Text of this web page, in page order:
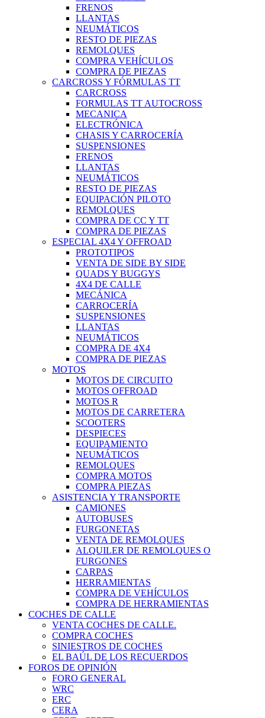
FRENOS
LLANTAS
NEUMÁTICOS
RESTO DE PIEZAS
REMOLQUES
COMPRA VEHÍCULOS
COMPRA DE PIEZAS
CARCROSS Y FÓRMULAS TT
CARCROSS
FORMULAS TT AUTOCROSS
MECANICA
ELECTRÓNICA
CHASIS Y CARROCERÍA
SUSPENSIONES
FRENOS
LLANTAS
NEUMÁTICOS
RESTO DE PIEZAS
EQUIPACIÓN PILOTO
REMOLQUES
COMPRA DE CC Y TT
COMPRA DE PIEZAS
ESPECIAL 4X4 Y OFFROAD
PROTOTIPOS
VENTA DE SIDE BY SIDE
QUADS Y BUGGYS
4X4 DE CALLE
MECÁNICA
CARROCERÍA
SUSPENSIONES
LLANTAS
NEUMÁTICOS
COMPRA DE 4X4
COMPRA DE PIEZAS
MOTOS
MOTOS DE CIRCUITO
MOTOS OFFROAD
MOTOS R
MOTOS DE CARRETERA
SCOOTERS
DESPIECES
EQUIPAMIENTO
NEUMÁTICOS
REMOLQUES
COMPRA MOTOS
COMPRA PIEZAS
ASISTENCIA Y TRANSPORTE
CAMIONES
AUTOBUSES
FURGONETAS
VENTA DE REMOLQUES
ALQUILER DE REMOLQUES O
FURGONES
CARPAS
HERRAMIENTAS
COMPRA DE VEHÍCULOS
COMPRA DE HERRAMIENTAS
COCHES DE CALLE
VENTA COCHES DE CALLE.
COMPRA COCHES
SINIESTROS DE COCHES
EL BAÚL DE LOS RECUERDOS
FOROS DE OPINIÓN
FORO GENERAL
WRC
ERC
CERA